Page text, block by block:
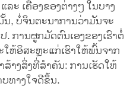
ະ ເຄື່ອງຂອງຕ່າງໆ ໃນບາງ
ນ, ບໍ່ຈິນຕະນາການວ່າມັນຈະ
. ການຜູກມັດຕົນເອງຂອງເຮົາຕໍ່
ຫ້ອິສະຫຼະແກ່ເຮົາໃຫ້ພົ້ນຈາກ
າງສິ່ງທີ່ສຳຄັນ: ການເຮັດໃຫ້
ທາງໃຈດີຂຶ້ນ.